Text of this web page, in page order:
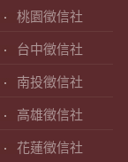
桃園徵信社
台中徵信社
南投徵信社
高雄徵信社
花蓮徵信社